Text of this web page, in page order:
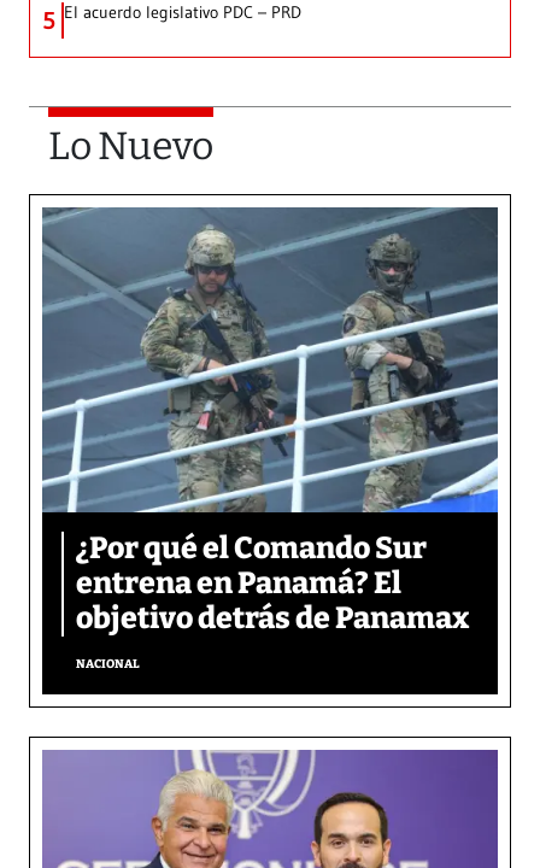
5 El acuerdo legislativo PDC – PRD
Lo Nuevo
¿Por qué el Comando Sur
entrena en Panamá? El
objetivo detrás de Panamax
NACIONAL